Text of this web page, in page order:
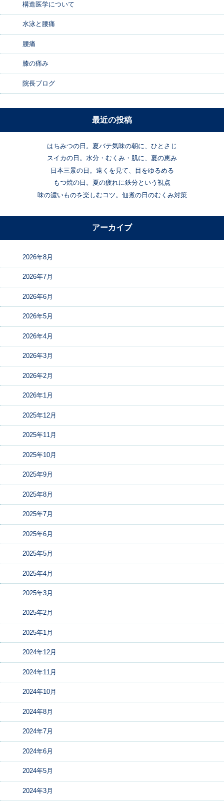
構造医学について
水泳と腰痛
腰痛
膝の痛み
院長ブログ
最近の投稿
はちみつの日。夏バテ気味の朝に、ひとさじ
スイカの日。水分・むくみ・肌に、夏の恵み
日本三景の日。遠くを見て、目をゆるめる
もつ焼の日。夏の疲れに鉄分という視点
味の濃いものを楽しむコツ。佃煮の日のむくみ対策
アーカイブ
2026年8月
2026年7月
2026年6月
2026年5月
2026年4月
2026年3月
2026年2月
2026年1月
2025年12月
2025年11月
2025年10月
2025年9月
2025年8月
2025年7月
2025年6月
2025年5月
2025年4月
2025年3月
2025年2月
2025年1月
2024年12月
2024年11月
2024年10月
2024年8月
2024年7月
2024年6月
2024年5月
2024年3月